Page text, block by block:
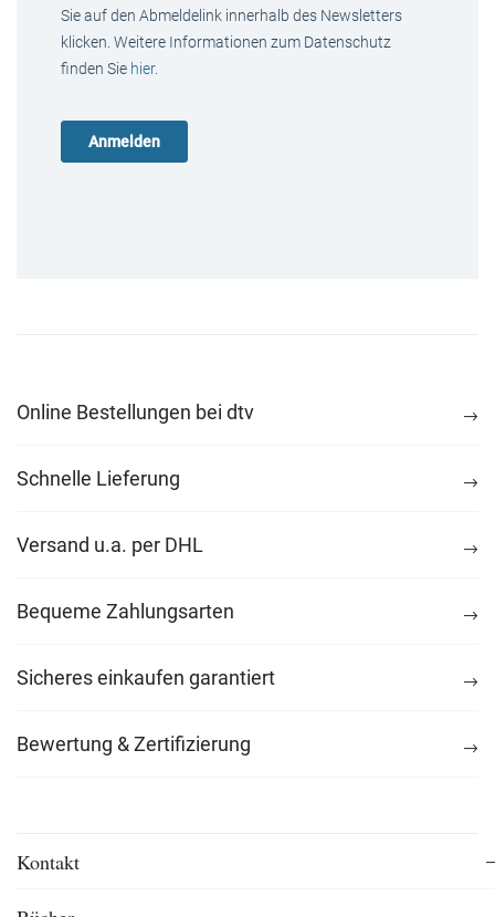
Sie auf den Abmeldelink innerhalb des Newsletters
klicken. Weitere Informationen zum Datenschutz
finden Sie hier.
Online Bestellungen bei dtv
Schnelle Lieferung
Versand u.a. per DHL
Bequeme Zahlungsarten
Sicheres einkaufen garantiert
Bewertung & Zertifizierung
Kontakt